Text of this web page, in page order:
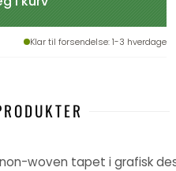
Klar til forsendelse: 1-3 hverdage